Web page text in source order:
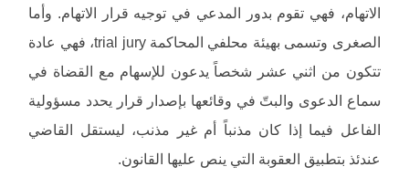
الاتهام، فهي تقوم بدور المدعي في توجيه قرار الاتهام. وأما
الصغرى وتسمى بهيئة محلفي المحاكمة trial jury، فهي عادة
تتكون من اثني عشر شخصاً يدعون للإسهام مع القضاة في
سماع الدعوى والبتّ في وقائعها بإصدار قرار يحدد مسؤولية
الفاعل فيما إذا كان مذنباً أم غير مذنب، ليستقل القاضي
عندئذ بتطبيق العقوبة التي ينص عليها القانون.